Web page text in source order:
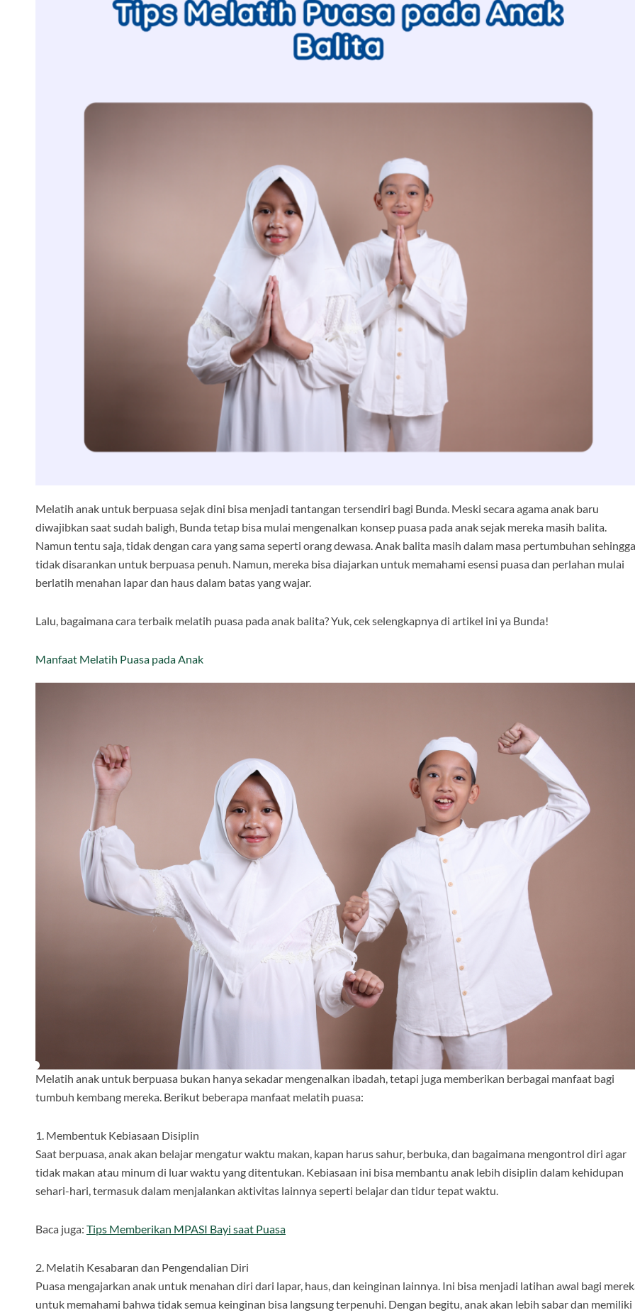
Melatih anak untuk berpuasa sejak dini bisa menjadi tantangan tersendiri bagi Bunda. Meski secara agama anak baru
diwajibkan saat sudah baligh, Bunda tetap bisa mulai mengenalkan konsep puasa pada anak sejak mereka masih balita.
Namun tentu saja, tidak dengan cara yang sama seperti orang dewasa. Anak balita masih dalam masa pertumbuhan sehingga
tidak disarankan untuk berpuasa penuh. Namun, mereka bisa diajarkan untuk memahami esensi puasa dan perlahan mulai
berlatih menahan lapar dan haus dalam batas yang wajar.
Lalu, bagaimana cara terbaik melatih puasa pada anak balita? Yuk, cek selengkapnya di artikel ini ya Bunda!
Manfaat Melatih Puasa pada Anak
Melatih anak untuk berpuasa bukan hanya sekadar mengenalkan ibadah, tetapi juga memberikan berbagai manfaat bagi
tumbuh kembang mereka. Berikut beberapa manfaat melatih puasa:
1. Membentuk Kebiasaan Disiplin
Saat berpuasa, anak akan belajar mengatur waktu makan, kapan harus sahur, berbuka, dan bagaimana mengontrol diri agar
tidak makan atau minum di luar waktu yang ditentukan. Kebiasaan ini bisa membantu anak lebih disiplin dalam kehidupan
sehari-hari, termasuk dalam menjalankan aktivitas lainnya seperti belajar dan tidur tepat waktu.
Baca juga: Tips Memberikan MPASI Bayi saat Puasa
2. Melatih Kesabaran dan Pengendalian Diri
Puasa mengajarkan anak untuk menahan diri dari lapar, haus, dan keinginan lainnya. Ini bisa menjadi latihan awal bagi
untuk memahami bahwa tidak semua keinginan bisa langsung terpenuhi. Dengan begitu, anak akan lebih sabar dan memiliki